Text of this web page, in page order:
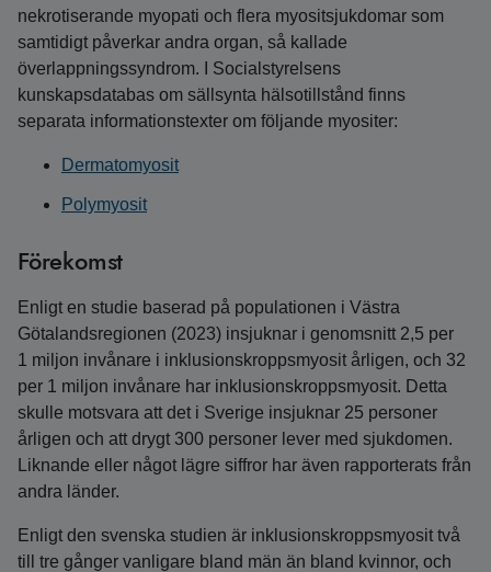
nekrotiserande myopati och flera myositsjukdomar som
samtidigt påverkar andra organ, så kallade
överlappningssyndrom. I Socialstyrelsens
kunskapsdatabas om sällsynta hälsotillstånd finns
separata informationstexter om följande myositer:
Dermatomyosit
Polymyosit
Förekomst
Enligt en studie baserad på populationen i Västra
Götalandsregionen (2023) insjuknar i genomsnitt 2,5 per
1 miljon invånare i inklusionskroppsmyosit årligen, och 32
per 1 miljon invånare har inklusionskroppsmyosit. Detta
skulle motsvara att det i Sverige insjuknar 25 personer
årligen och att drygt 300 personer lever med sjukdomen.
Liknande eller något lägre siffror har även rapporterats från
andra länder.
Enligt den svenska studien är inklusionskroppsmyosit två
till tre gånger vanligare bland män än bland kvinnor, och